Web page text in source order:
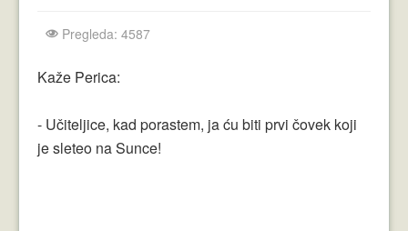
Piroćanci
Vicevi Razni
Vicevi Dana
Pregleda: 4587
Kaže Perica:
- Učiteljice, kad porastem, ja ću biti prvi čovek koji
je sleteo na Sunce!